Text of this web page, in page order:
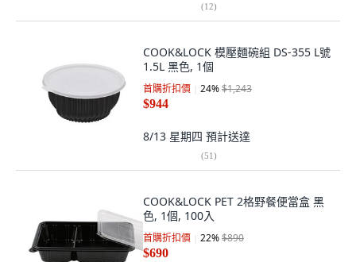
(12)
COOK&LOCK 模壓麵碗組 DS-355 L號
1.5L 黑色, 1個
首購折扣價 24%$1,243
$944
8/13 星期四 預計送達
(51)
COOK&LOCK PET 2格野餐便當盒 黑
色, 1個, 100入
首購折扣價 22%$890
$690